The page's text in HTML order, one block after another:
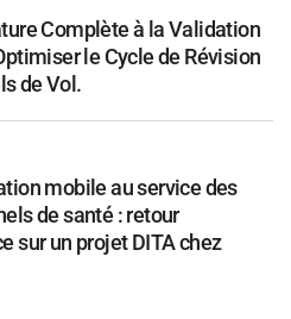
Complète à la Validation
le Cycle de Révision
de Vol.
mobile au service des
de santé : retour
sur un projet DITA chez